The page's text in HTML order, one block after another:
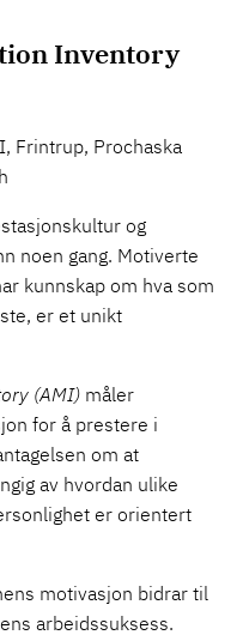
Inventory
Frintrup, Prochaska
og
noen gang. Motiverte
kunnskap om hva som
er et unikt
(AMI) måler
for å prestere i
om at
av hvordan ulike
er orientert
motivasjon bidrar til
arbeidssuksess.